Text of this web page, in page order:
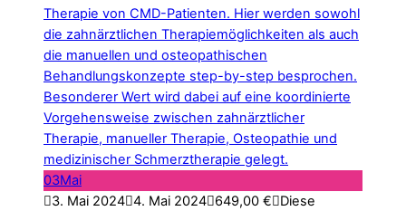
03Mai
3. Mai 2024 4. Mai 2024 649,00 €
Diese